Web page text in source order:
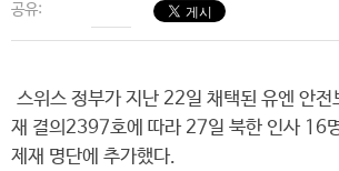
공유:
스위스 정부가 지난 22일 채택된 유엔 안전
재 결의2397호에 따라 27일 북한 인사 16
제재 명단에 추가했다.